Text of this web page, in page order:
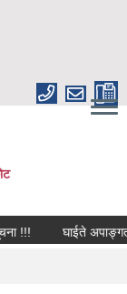
घाईते अपाङ्गता